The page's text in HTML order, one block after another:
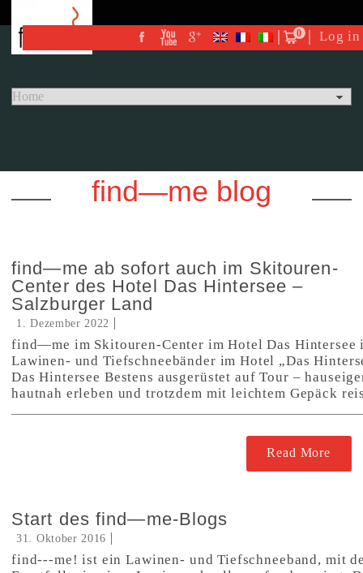
0 Log in
find—me blog
find—me ab sofort auch im Skitouren-
Center des Hotel Das Hintersee –
Salzburger Land
1. Dezember 2022
find—me im Skitouren-Center im Hotel Das
Lawinen- und Tiefschneebänder im Hotel „Das
Das Hintersee Bestens ausgerüstet auf Tour –
hautnah erleben und trotzdem mit leichtem Gepäck
Read More
Start des find—me-Blogs
31. Oktober 2016
find---me! ist ein Lawinen- und Tiefschneeband, mit